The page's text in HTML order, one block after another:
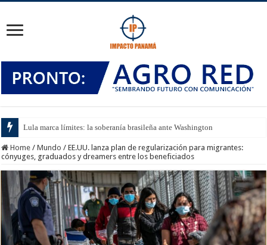
Lula marca límites: la soberanía brasileña ante Washington
Home / Mundo / EE.UU. lanza plan de regularización para migrantes:
cónyuges, graduados y dreamers entre los beneficiados